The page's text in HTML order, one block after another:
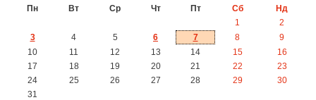
Пн
Вт Ср Чт Пт Сб
Нд
1
2
3
4 5 6 7 8
9
10
11 12 13 14 15
16
17
18 19 20 21 22
23
24
25 26 27 28 29
30
31